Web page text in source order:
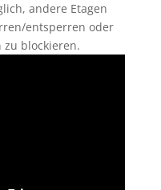
andere Etagen
entsperren oder
zu blockieren.